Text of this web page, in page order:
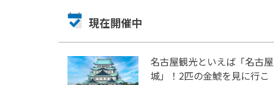
現在開催中
名古屋観光といえば「名古屋
城」！2匹の金鯱を見に行こ